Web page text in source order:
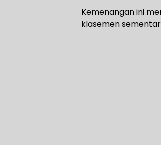
Kemenangan ini
klasemen